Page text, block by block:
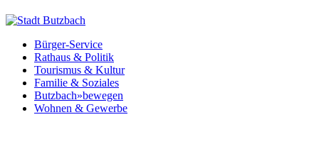
Bürger-Service
Rathaus & Politik
Tourismus & Kultur
Familie & Soziales
Butzbach»bewegen
Wohnen & Gewerbe